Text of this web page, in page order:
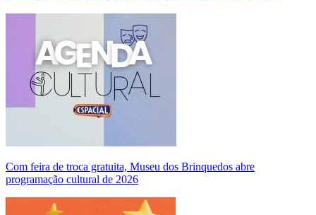
Com feira de troca gratuita, Museu dos Brinquedos abre
programação cultural de 2026